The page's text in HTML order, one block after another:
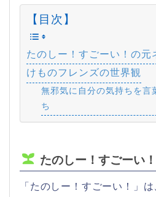
【目次】
たのしー！すごーい！の元
けものフレンズの世界観
無邪気に自分の気持ちを言
ち
たのしー！すごーい
「たのしー！すごーい！」